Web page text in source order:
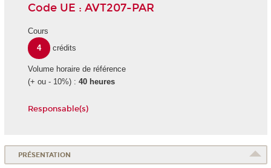
Code UE : AVT207-PAR
Cours
4
crédits
Volume horaire de référence
(+ ou - 10%) : 40 heures
Responsable(s)
PRÉSENTATION